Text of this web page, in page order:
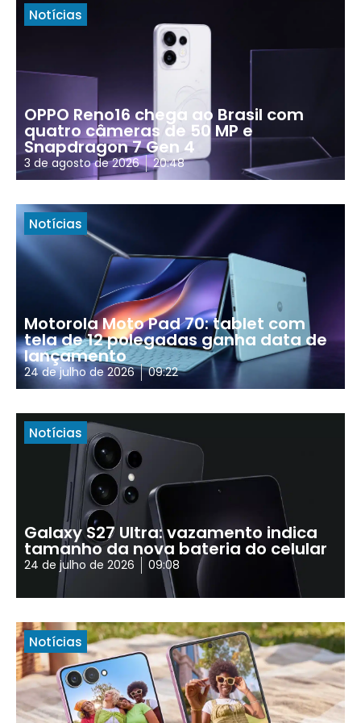
Notícias
OPPO Reno16 chega ao Brasil com
quatro câmeras de 50 MP e
Snapdragon 7 Gen 4
3 de agosto de 2026 20:48
Notícias
Motorola Moto Pad 70: tablet com
tela de 12 polegadas ganha data de
lançamento
24 de julho de 2026 09:22
Notícias
Galaxy S27 Ultra: vazamento indica
tamanho da nova bateria do celular
24 de julho de 2026 09:08
Notícias